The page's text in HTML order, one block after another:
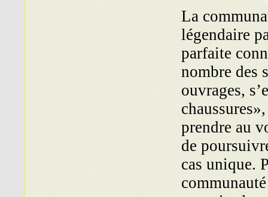
La
légendaire
parfaite
nombre des
ouvrages,
prendre au
de
cas unique.